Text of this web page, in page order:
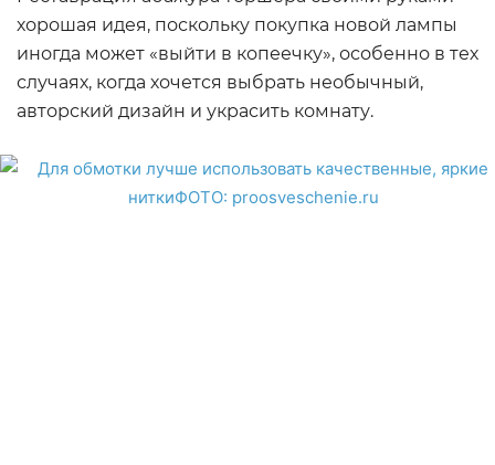
хорошая идея, поскольку покупка новой лампы
иногда может «выйти в копеечку», особенно в тех
случаях, когда хочется выбрать необычный,
авторский дизайн и украсить комнату.